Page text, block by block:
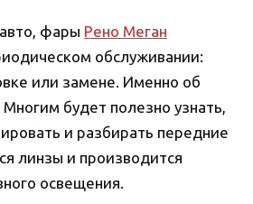
фары Рено Меган
обслуживании:
или замене. Именно об
будет полезно узнать,
и разбирать передние
линзы и производится
освещения.